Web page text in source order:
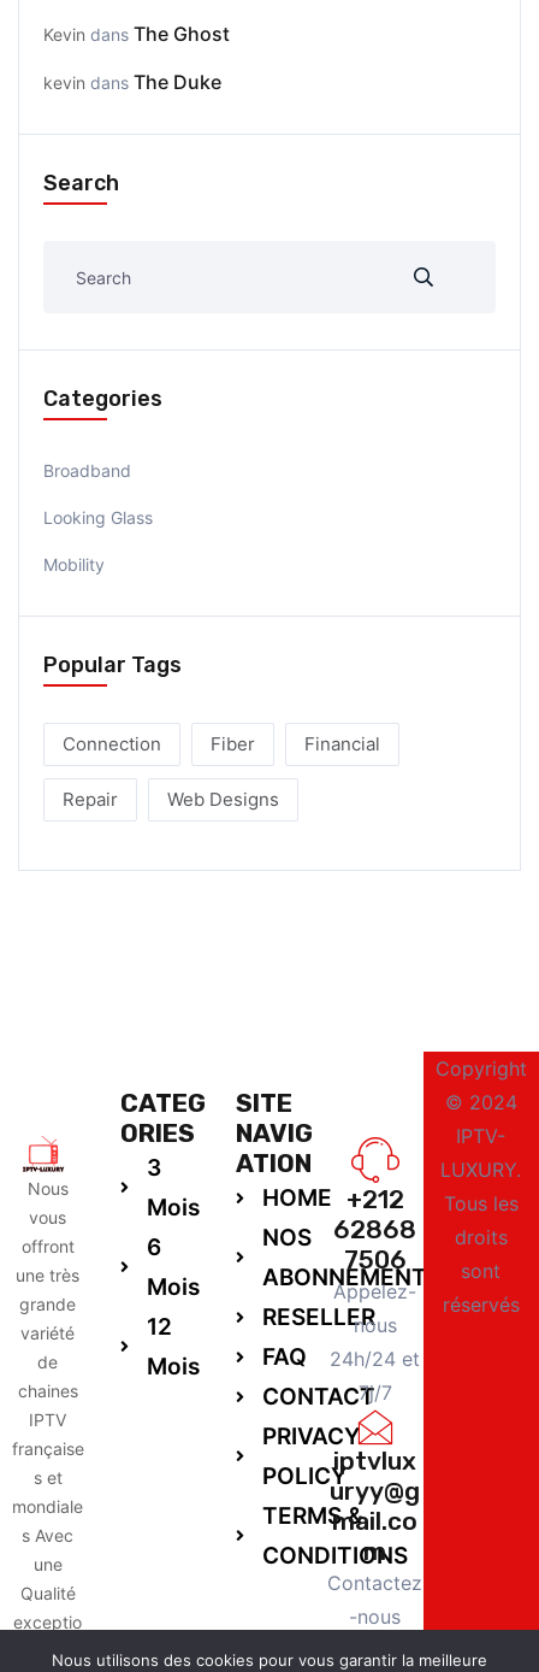
Kevin dans The Ghost
kevin dans The Duke
Search
Categories
Broadband
Looking Glass
Mobility
Popular Tags
Connection Fiber Financial
Repair Web Designs
Nous
vous
offront
une très
grande
variété
de
chaines
IPTV
française
s et
mondiale
s Avec
une
Qualité
exceptio
nnelle,
CATEG
ORIES
3
Mois
6
Mois
12
Mois
SITE
NAVIG
ATION
HOME
NOS
ABONNEMENTS
RESELLER
FAQ
CONTACT
PRIVACY
POLICY
TERMS &
CONDITIONS
+212
62868
7506
Appelez-
nous
24h/24 et
7j/7
iptvlux
uryy@g
mail.co
m
Contactez
-nous
24h/24 et
Copyright
© 2024
IPTV-
LUXURY.
Tous les
droits
sont
réservés
Nous utilisons des cookies pour vous garantir la meilleure